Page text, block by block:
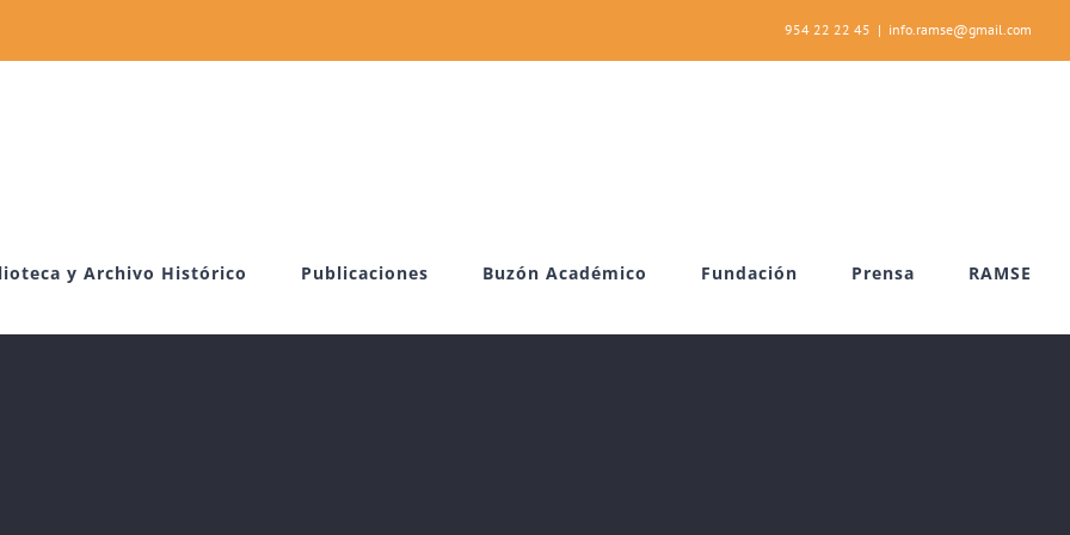
954 22 22 45 | info.ramse@gmail.com
y Archivo Histórico Publicaciones Buzón Académico Fundación Prensa RAMSE